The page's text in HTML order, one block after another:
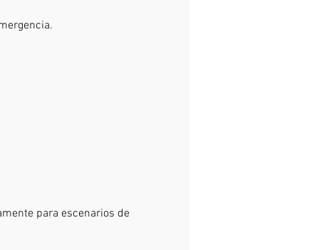
1 máscara/bolsa
con gran ventana
para escenarios de